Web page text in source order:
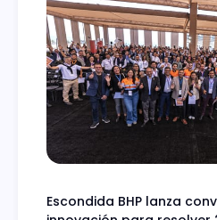
Escondida BHP lanza